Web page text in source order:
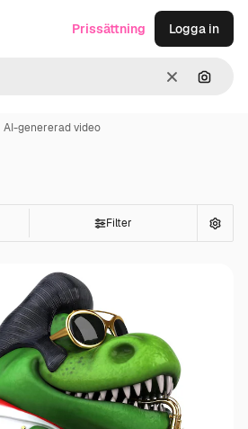
RensaSök
Prissättning Logga in
AI-genererad video
Filter